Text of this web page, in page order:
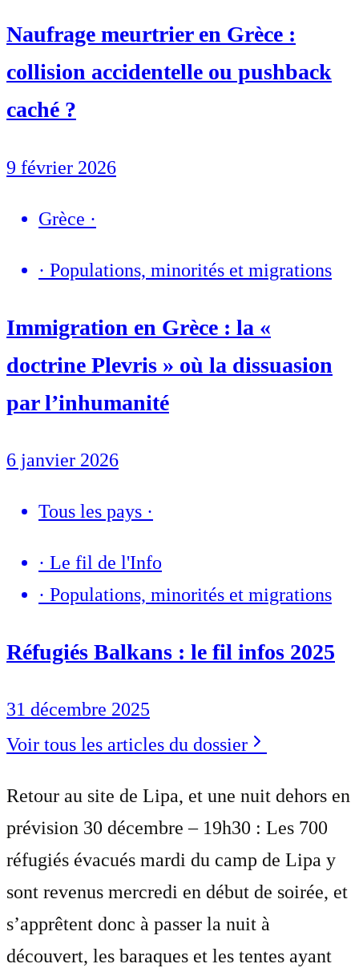
Naufrage meurtrier en Grèce :
collision accidentelle ou pushback
caché ?
9 février 2026
Grèce ·
· Populations, minorités et migrations
Immigration en Grèce : la «
doctrine Plevris » où la dissuasion
par l’inhumanité
6 janvier 2026
Tous les pays ·
· Le fil de l'Info
· Populations, minorités et migrations
Réfugiés Balkans : le fil infos 2025
31 décembre 2025
Voir tous les articles du dossier
Retour au site de Lipa, et une nuit dehors en
prévision 30 décembre – 19h30 : Les 700
réfugiés évacués mardi du camp de Lipa y
sont revenus mercredi en début de soirée, et
s’apprêtent donc à passer la nuit à
découvert, les baraques et les tentes ayant